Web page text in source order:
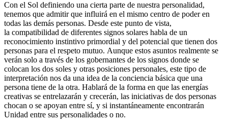
Con el Sol definiendo una cierta parte de nuestra personalidad,
tenemos que admitir que influirá en el mismo centro de poder en
todas las demás personas. Desde este punto de vista,
la compatibilidad de diferentes signos solares habla de un
reconocimiento instintivo primordial y del potencial que tienen dos
personas para el respeto mutuo. Aunque estos asuntos realmente se
verán solo a través de los gobernantes de los signos donde se
colocan los dos soles y otras posiciones personales, este tipo de
interpretación nos da una idea de la conciencia básica que una
persona tiene de la otra. Hablará de la forma en que las energías
creativas se entrelazarán y crecerán, las iniciativas de dos personas
chocan o se apoyan entre sí, y si instantáneamente encontrarán
Unidad entre sus personalidades o no.